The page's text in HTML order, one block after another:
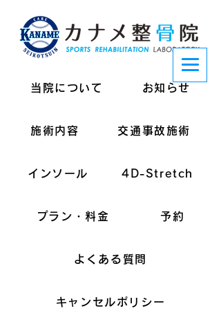
当院について お知らせ
施術内容 交通事故施術
インソール 4D-Stretch
プラン・料金 予約
よくある質問
キャンセルポリシー